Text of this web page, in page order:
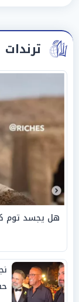
ترندات
هل يجسد توم